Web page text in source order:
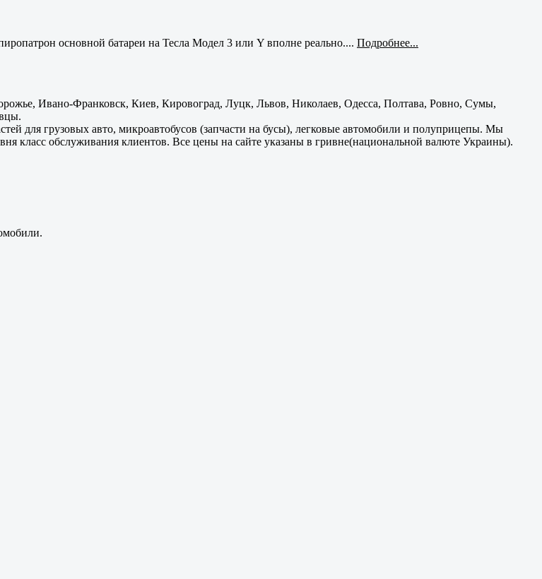
основной батареи на Тесла Модел 3 или Y вполне реально.... Подробнее...
Ивано-Франковск, Киев, Кировоград, Луцк, Львов, Николаев, Одесса, Полтава, Ровно, Сумы,
для грузовых авто, микроавтобусов (запчасти на бусы), легковые автомобили и полуприцепы. Мы
класс обслуживания клиентов. Все цены на сайте указаны в гривне(национальной валюте Украины).